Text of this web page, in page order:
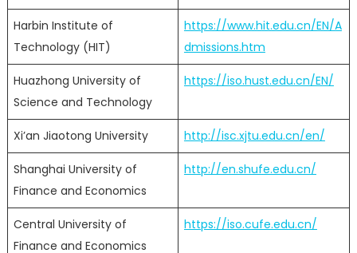
Harbin Institute of
Technology (HIT)
https://www.hit.edu.cn/EN/A
dmissions.htm
Huazhong University of
Science and Technology
https://iso.hust.edu.cn/EN/
Xi’an Jiaotong University http://isc.xjtu.edu.cn/en/
Shanghai University of
Finance and Economics
http://en.shufe.edu.cn/
Central University of
Finance and Economics
https://iso.cufe.edu.cn/